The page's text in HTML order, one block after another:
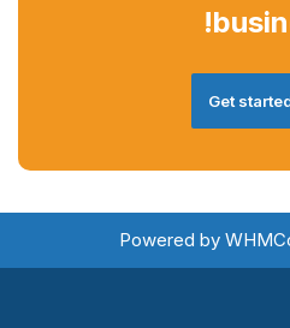
Get
Powered by